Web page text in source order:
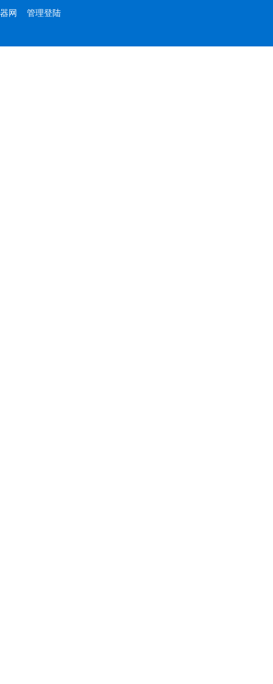
器网
管理登陆